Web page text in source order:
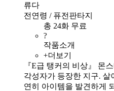
류다
전연령 / 퓨전판타지
총 24화 무료
?
작품소개
+더보기
『E급 탱커의 비상』 몬
각성자가 등장한 지구. 살
연히 아이템을 발견하게